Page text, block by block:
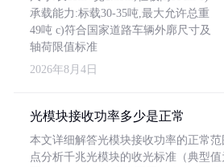
承载能力:标载30-35吨,最大允许总重
49吨 c)符合国家道路车辆外廓尺寸及
轴荷限值标准
2026年8月4日
光模块接收功率多少是正常
本文详细解答光模块接收功率的正常
点分析千兆光模块的收光标准（典型值